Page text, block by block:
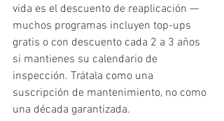
vida es el descuento de reaplicación —
muchos programas incluyen top-ups
gratis o con descuento cada 2 a 3 años
si mantienes su calendario de
inspección. Trátala como una
suscripción de mantenimiento, no como
una década garantizada.